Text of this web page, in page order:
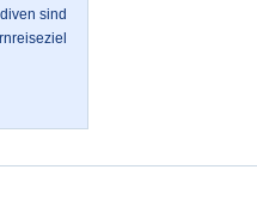
sind